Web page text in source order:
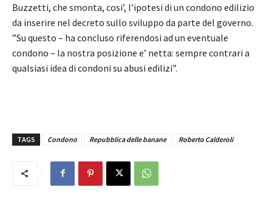
Buzzetti, che smonta, cosi’, l’ipotesi di un condono edilizio
da inserire nel decreto sullo sviluppo da parte del governo.
”Su questo – ha concluso riferendosi ad un eventuale
condono – la nostra posizione e’ netta: sempre contrari a
qualsiasi idea di condoni su abusi edilizi”.
TAGS Condono Repubblica delle banane Roberto Calderoli